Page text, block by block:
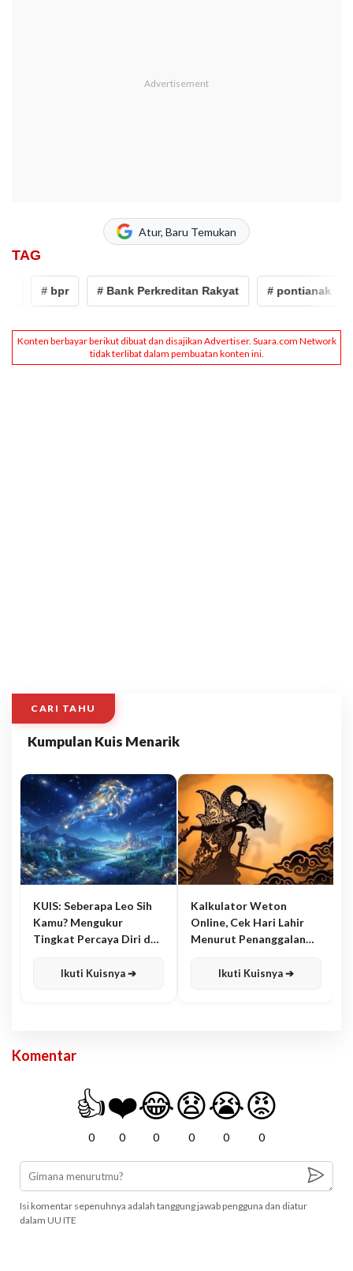
Atur, Baru Temukan
TAG
# bpr # Bank Perkreditan Rakyat # pontianak
CARI TAHU
Kumpulan Kuis Menarik
KUIS: Seberapa Leo Sih
Kamu? Mengukur
Tingkat Percaya Diri dan
Ikuti Kuisnya ➔
Kalkulator Weton
Online, Cek Hari Lahir
Menurut Penanggalan
Ikuti Kuisnya ➔
Komentar
👍
0
❤️
0
😂
0
😧
0
😭
0
😡
0
Isi komentar sepenuhnya adalah tanggung jawab pengguna dan diatur
dalam UU ITE